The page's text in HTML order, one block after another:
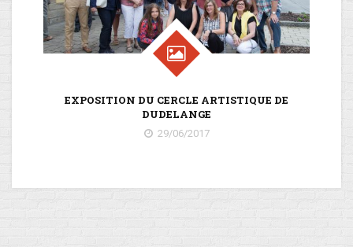
EXPOSITION DU CERCLE ARTISTIQUE DE
DUDELANGE
29/06/2017